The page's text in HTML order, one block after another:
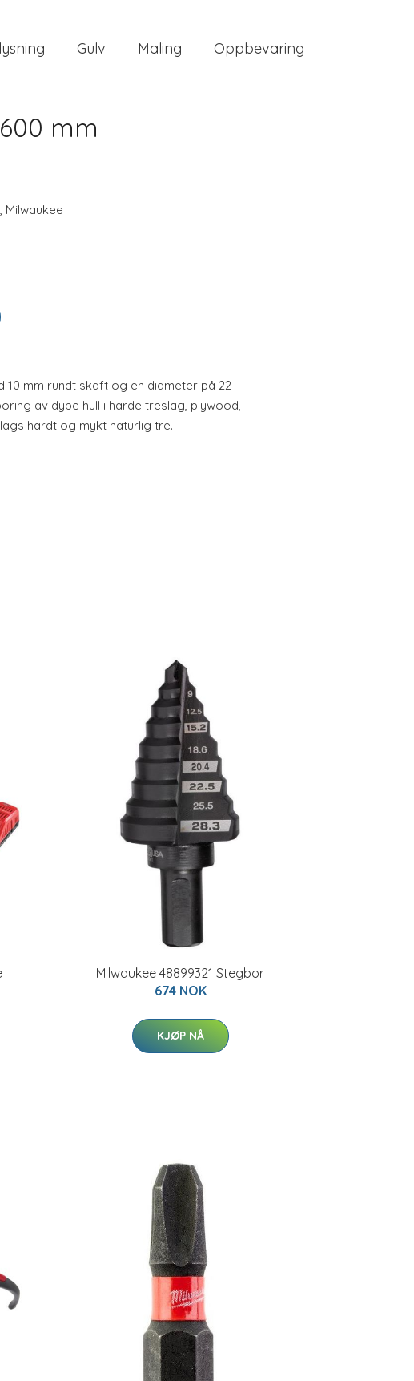
Gulv Maling Oppbevaring
mm
, Milwaukee
10 mm rundt skaft og en diameter på 22
av dype hull i harde treslag, plywood,
hardt og mykt naturlig tre.
Milwaukee 48899321 Stegbor
674 NOK
KJØP NÅ